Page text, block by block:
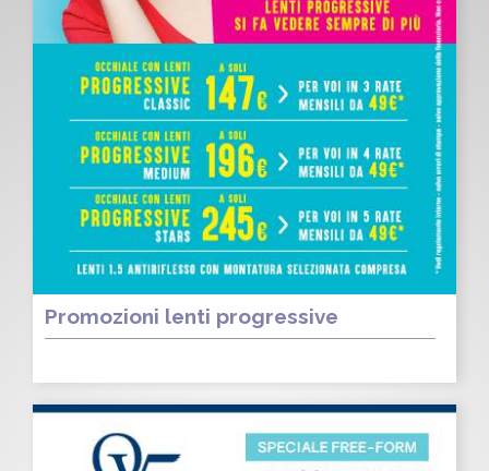
Promozioni lenti progressive